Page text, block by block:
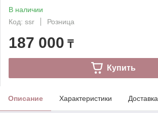
В наличии
Код: ssr
Розница
187 000 ₸
Купить
Описание Характеристики Доставка